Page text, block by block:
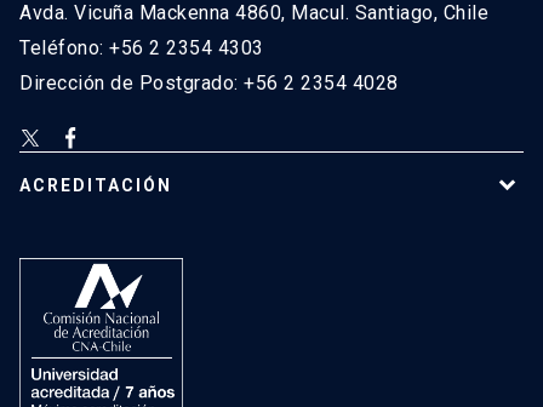
Avda. Vicuña Mackenna 4860, Macul. Santiago, Chile
Teléfono: +56 2 2354 4303
Dirección de Postgrado: +56 2 2354 4028
ACREDITACIÓN